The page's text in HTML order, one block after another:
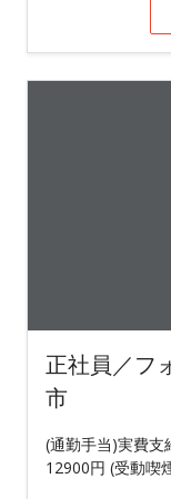
正社員／フ
市
(通勤手当)実費支
12900円 (受動喫